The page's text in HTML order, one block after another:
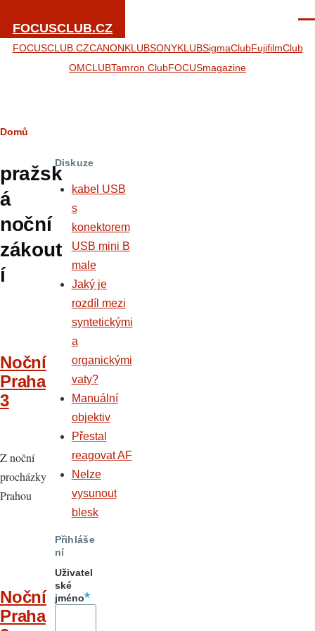
FOCUSCLUB.CZ
FOCUSCLUB.CZCANONKLUBSONYKLUBSigmaClubFujifilmClub
OMCLUBTamron ClubFOCUSmagazine
Drobečková
navigace
Domů
pražsk
á
noční
zákout
í
Noční
Praha
3
Z noční
procházky
Prahou
Noční
Praha
Diskuze
kabel USB
s
konektorem
USB mini B
male
Jaký je
rozdíl mezi
syntetickými
a
organickými
vaty?
Manuální
objektiv
Přestal
reagovat AF
Nelze
vysunout
blesk
Přihláše
ní
Uživatel
ské
jméno